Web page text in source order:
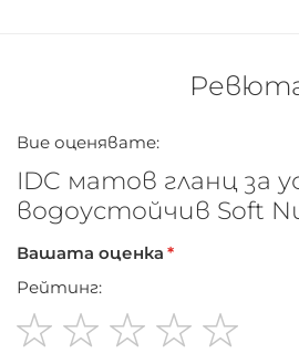
Вие оценявате:
IDC матов гланц за
водоустойчив Soft
Вашата оценка
Рейтинг: